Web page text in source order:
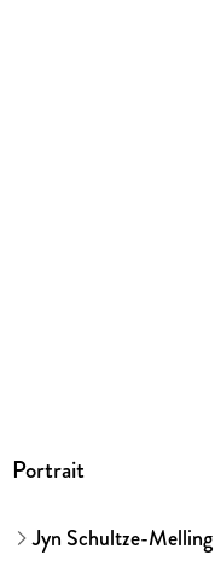
Portrait
Jyn Schultze-Melling